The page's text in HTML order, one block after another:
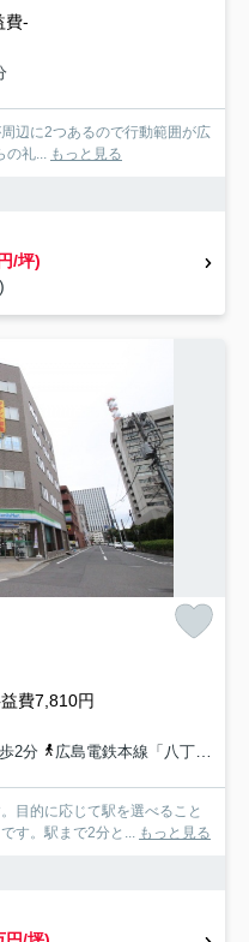
費-
辺に2つあるので行動範囲が広
の礼... もっと見る
/坪)
費7,810円
2分
広島電鉄本線「八丁堀」駅 徒歩9分
目的に応じて駅を選べること
す。駅まで2分と... もっと見る